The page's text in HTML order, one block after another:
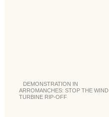
DEMONSTRATION IN
ARROMANCHES: STOP THE WIND
TURBINE RIP-OFF